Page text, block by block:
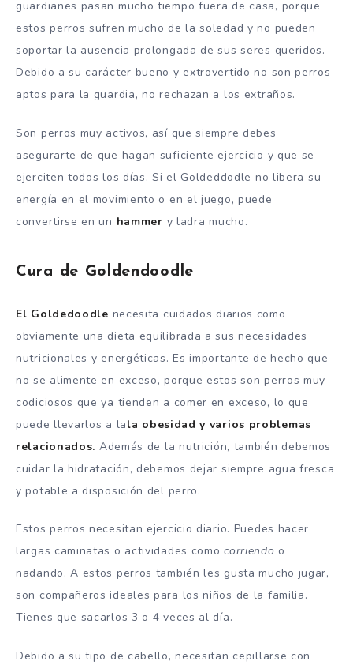
guardianes pasan mucho tiempo fuera de casa, porque
estos perros sufren mucho de la soledad y no pueden
soportar la ausencia prolongada de sus seres queridos.
Debido a su carácter bueno y extrovertido no son perros
aptos para la guardia, no rechazan a los extraños.
Son perros muy activos, así que siempre debes
asegurarte de que hagan suficiente ejercicio y que se
ejerciten todos los días. Si el Goldeddodle no libera su
energía en el movimiento o en el juego, puede
convertirse en un hammer y ladra mucho.
Cura de Goldendoodle
El Goldedoodle necesita cuidados diarios como
obviamente una dieta equilibrada a sus necesidades
nutricionales y energéticas. Es importante de hecho que
no se alimente en exceso, porque estos son perros muy
codiciosos que ya tienden a comer en exceso, lo que
puede llevarlos a lala obesidad y varios problemas
relacionados. Además de la nutrición, también debemos
cuidar la hidratación, debemos dejar siempre agua fresca
y potable a disposición del perro.
Estos perros necesitan ejercicio diario. Puedes hacer
largas caminatas o actividades comocorriendo o
nadando. A estos perros también les gusta mucho jugar,
son compañeros ideales para los niños de la familia.
Tienes que sacarlos 3 o 4 veces al día.
Debido a su tipo de cabello, necesitan cepillarse con